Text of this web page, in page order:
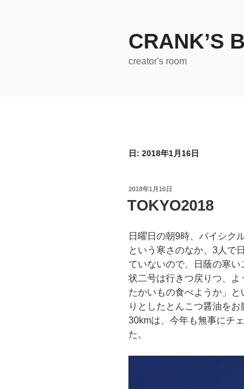
CRANK’S
creator's room
日: 2018年1月16日
投
2018年1月16日
TOKYO2018
日曜日の朝9時、バイシク
という寒さのなか、3人で
ていないので、日蔭の寒
状二号は行きつ戻りつ、
たかいもの食べようか」
りとしたとんこつ醤油を
30kmは、今年も無事にチ
た。